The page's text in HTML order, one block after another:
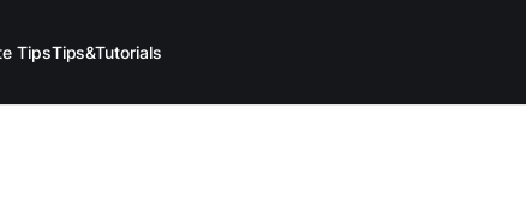
TipsTips&Tutorials